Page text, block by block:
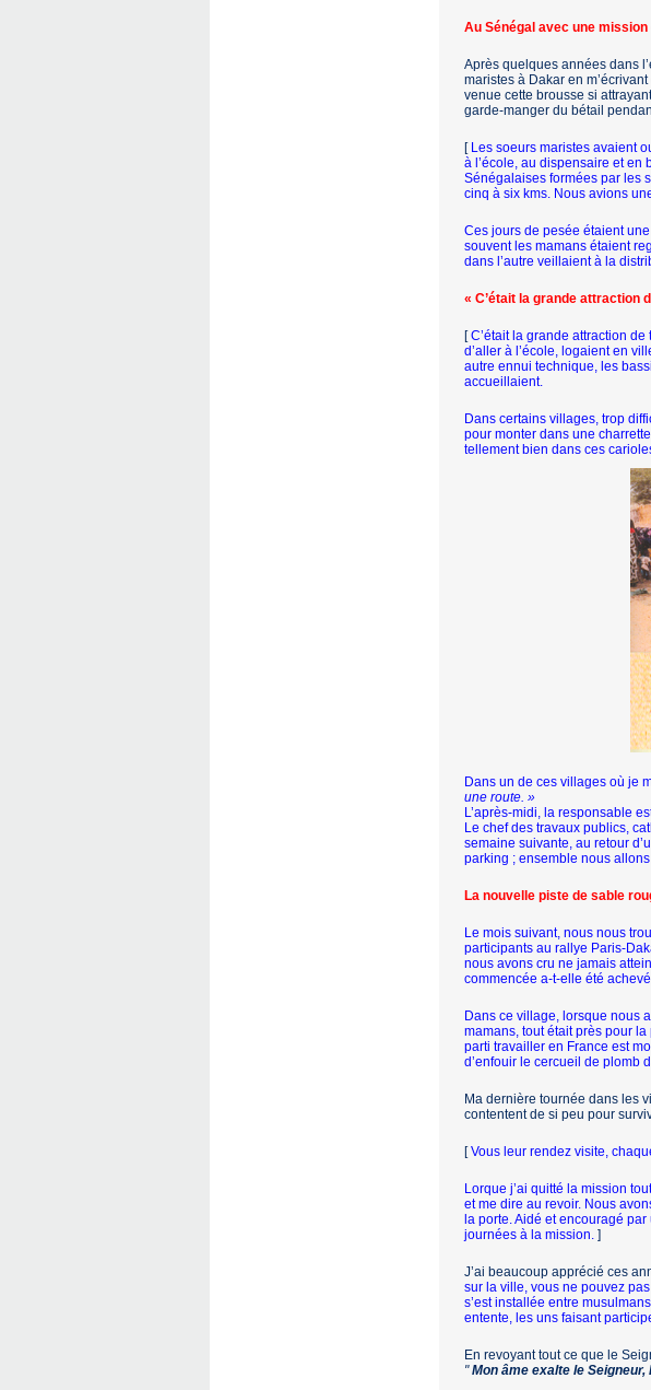
Au Sénégal avec une
Après quelques années dans
maristes à Dakar en
venue cette brousse si
garde-manger du bétail
[ Les soeurs maristes avaient
à l’école, au dispensaire et
Sénégalaises formées par les
cinq à six kms. Nous avions
Ces jours de pesée étaient
souvent les mamans étaient
dans l’autre veillaient à la
« C’était la grande attraction
[C’était la grande attraction
d’aller à l’école, logaient en
autre ennui technique, les
accueillaient.
Dans certains villages, trop
pour monter dans une
tellement bien dans ces
Dans un de ces villages où je
une route. »
L’après-midi, la responsable
Le chef des travaux publics,
semaine suivante, au retour
parking ; ensemble nous
La nouvelle piste de sable
Le mois suivant, nous nous
participants au rallye Paris-
nous avons cru ne jamais
commencée a-t-elle été
Dans ce village, lorsque nous
mamans, tout était près pour
parti travailler en France est
d’enfouir le cercueil de plomb
Ma dernière tournée dans les
contentent de si peu pour
[Vous leur rendez visite,
Lorque j’ai quitté la mission
et me dire au revoir. Nous
la porte. Aidé et encouragé
journées à la mission. ]
J’ai beaucoup apprécié ces
sur la ville, vous ne pouvez
s’est installée entre
entente, les uns faisant
En revoyant tout ce que le
"Mon âme exalte le